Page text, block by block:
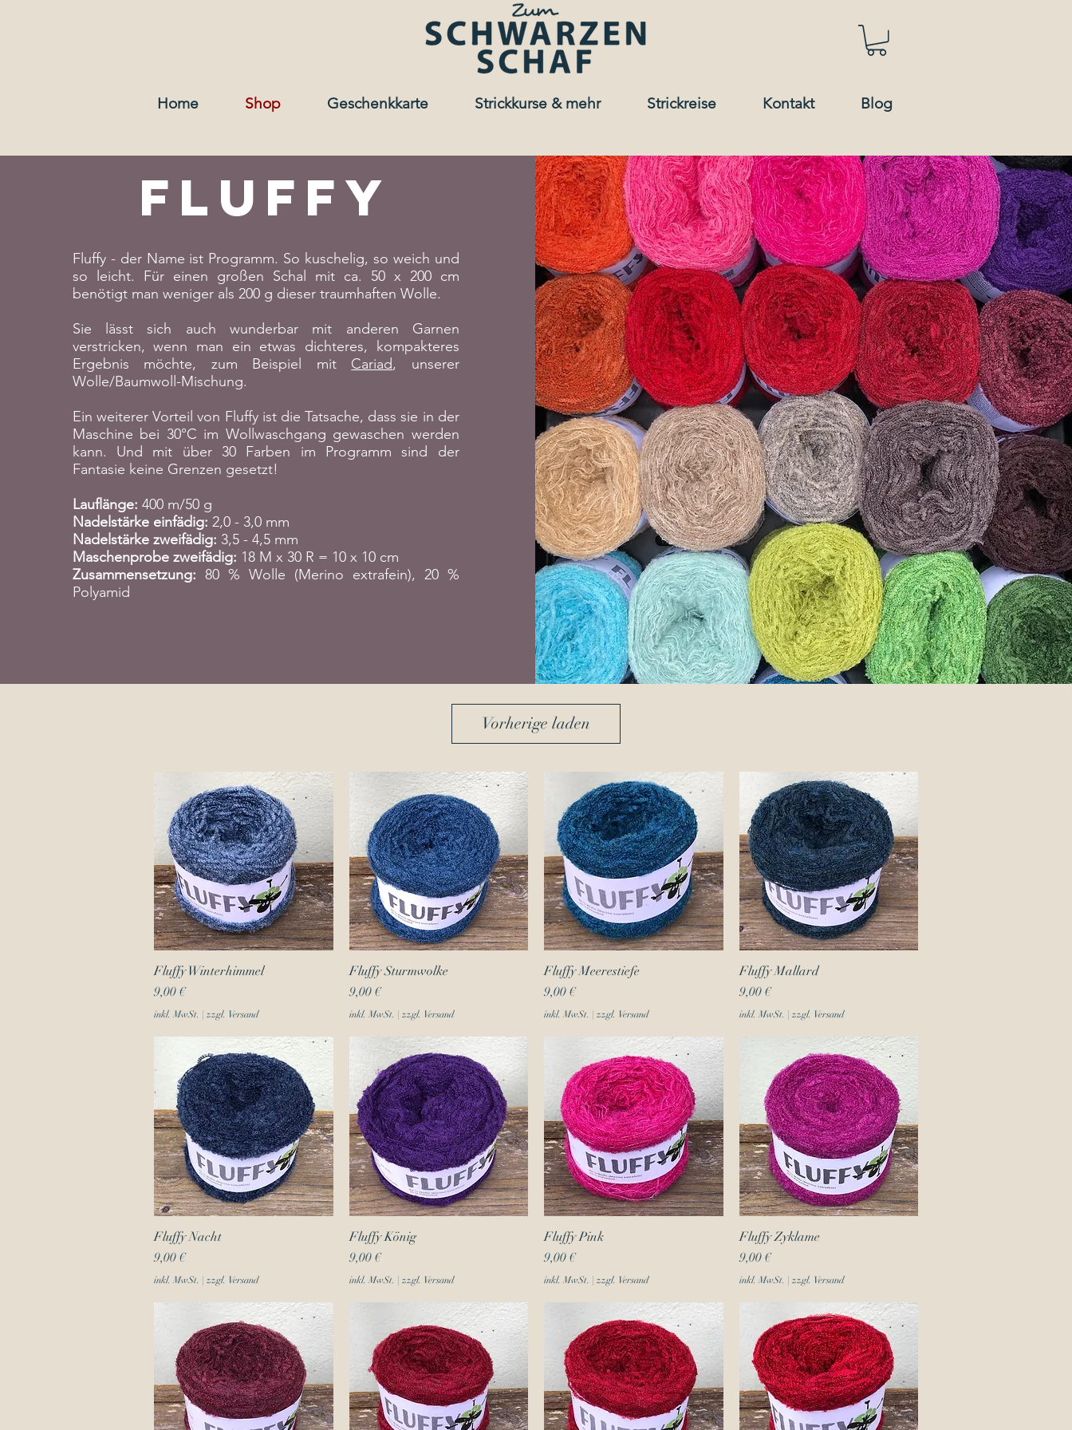
Home Shop Geschenkkarte Strickkurse & mehr Strickreise Kontakt Blog
Fluffy
Fluffy - der Name ist Programm. So kuschelig, so weich und
so leicht. Für einen großen Schal mit ca. 50 x 200 cm
benötigt man weniger als 200 g dieser traumhaften Wolle.
Sie lässt sich auch wunderbar mit anderen Garnen
verstricken, wenn man ein etwas dichteres, kompakteres
Ergebnis möchte, zum Beispiel mit Cariad, unserer
Wolle/Baumwoll-Mischung.
Ein weiterer Vorteil von Fluffy ist die Tatsache, dass sie in der
Maschine bei 30°C im Wollwaschgang gewaschen werden
kann. Und mit über 30 Farben im Programm sind der
Fantasie keine Grenzen gesetzt!
Lauflänge: 400 m/50 g
Nadelstärke einfädig: 2,0 - 3,0 mm
Nadelstärke zweifädig: 3,5 - 4,5 mm
Maschenprobe zweifädig: 18 M x 30 R = 10 x 10 cm
Zusammensetzung: 80 % Wolle (Merino extrafein), 20 %
Polyamid
Vorherige laden
Schnellansicht
Fluffy Winterhimmel
Preis
9,00 €
inkl. MwSt. zzgl. Versand
Schnellansicht
Fluffy Sturmwolke
Preis
9,00 €
inkl. MwSt. zzgl. Versand
Schnellansicht
Fluffy Meerestiefe
Preis
9,00 €
inkl. MwSt. zzgl. Versand
Schnellansicht
Fluffy Mallard
Preis
9,00 €
inkl. MwSt. zzgl. Versand
Schnellansicht
Fluffy Nacht
Preis
9,00 €
inkl. MwSt. | zzgl. Versand
Schnellansicht
Fluffy König
Preis
9,00 €
inkl. MwSt. | zzgl. Versand
Schnellansicht
Fluffy Pink
Preis
9,00 €
inkl. MwSt. | zzgl. Versand
Schnellansicht
Fluffy Zyklame
Preis
9,00 €
inkl. MwSt. | zzgl. Versand